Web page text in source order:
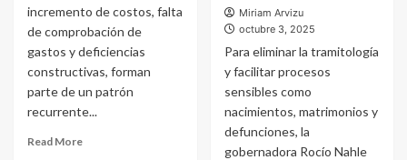
incremento de costos, falta
de comprobación de
gastos y deficiencias
constructivas, forman
parte de un patrón
recurrente...
Read More
Miriam Arvizu
octubre 3, 2025
Para eliminar la tramitología
y facilitar procesos
sensibles como
nacimientos, matrimonios y
defunciones, la
gobernadora Rocío Nahle